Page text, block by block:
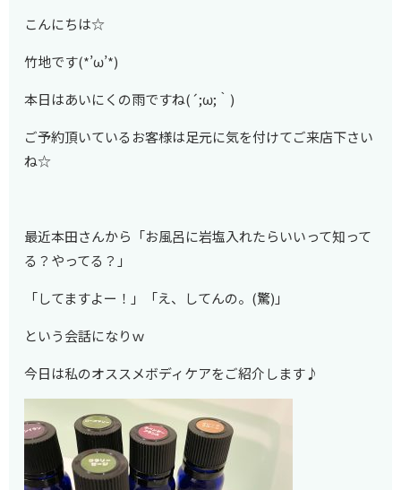
こんにちは☆
竹地です(*’ω’*)
本日はあいにくの雨ですね(´;ω;｀)
ご予約頂いているお客様は足元に気を付けてご来店下さい
ね☆
最近本田さんから「お風呂に岩塩入れたらいいって知って
る？やってる？」
「してますよー！」「え、してんの。(驚)」
という会話になりｗ
今日は私のオススメボディケアをご紹介します♪